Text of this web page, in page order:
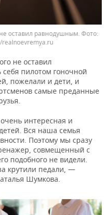
оставил равнодушным. Фото:
не оставил
пилотом гоночной
пожелали и дети, и
самые преданные
интересная и
Вся наша семья
Поэтому мы сразу
совмещенный с
подобного не видели.
крутили педали, —
Шумкова.